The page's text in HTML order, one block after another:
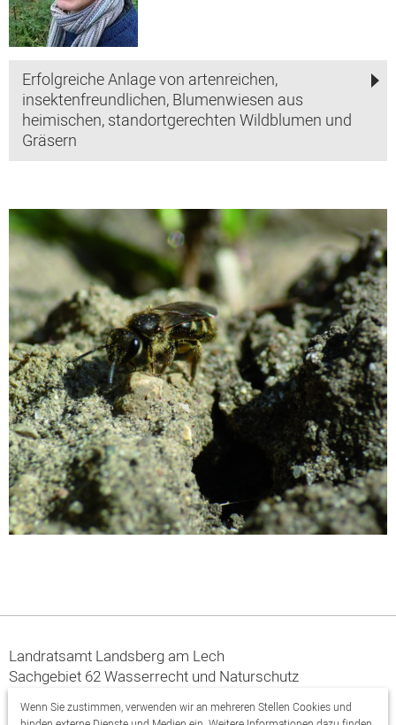
Erfolgreiche Anlage von artenreichen,
insektenfreundlichen, Blumenwiesen aus
heimischen, standortgerechten Wildblumen und
Gräsern
Landratsamt Landsberg am Lech
Sachgebiet 62 Wasserrecht und Naturschutz
Von-Kühlmann-Str. 15
86899 Landsberg am Lech
Wenn Sie zustimmen, verwenden wir an mehreren Stellen Cookies und